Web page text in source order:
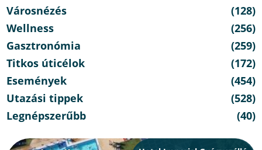
Városnézés
(128)
Wellness
(256)
Gasztronómia
(259)
Titkos úticélok
(172)
Események
(454)
Utazási tippek
(528)
Legnépszerűbb
(40)